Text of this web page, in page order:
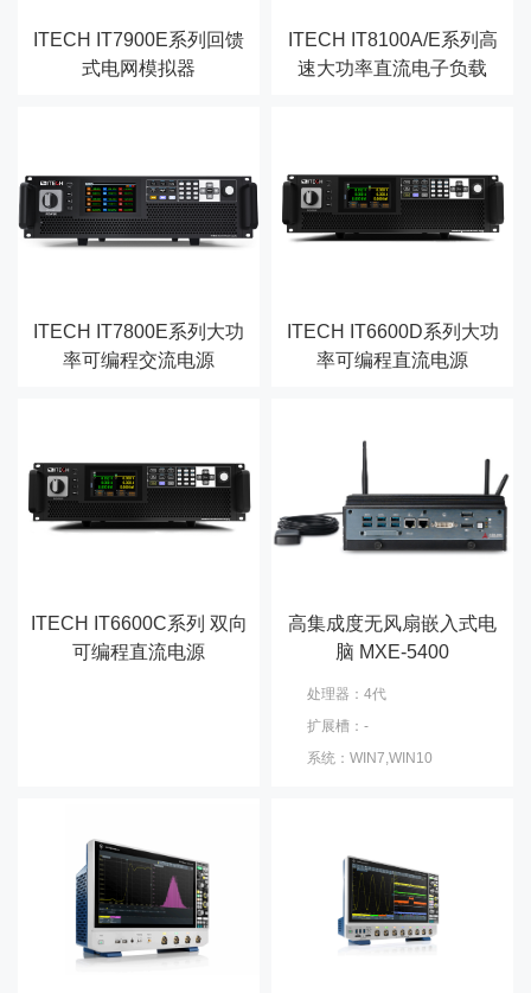
ITECH IT7900E系列回馈
式电网模拟器
ITECH IT8100A/E系列高
速大功率直流电子负载
ITECH IT7800E系列大功
率可编程交流电源
ITECH IT6600D系列大功
率可编程直流电源
ITECH IT6600C系列 双向
可编程直流电源
高集成度无风扇嵌入式电
脑 MXE-5400
处理器：4代
扩展槽：-
系统：WIN7,WIN10